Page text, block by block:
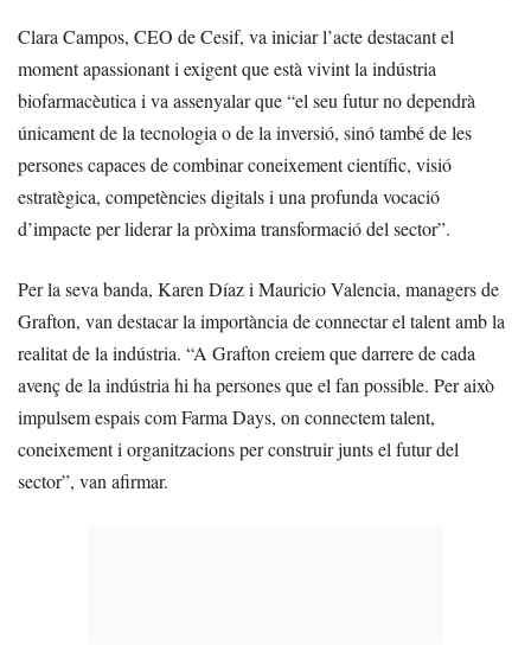
Clara Campos, CEO de Cesif, va iniciar l’acte destacant el
moment apassionant i exigent que està vivint la indústria
biofarmacèutica i va assenyalar que “el seu futur no dependrà
únicament de la tecnologia o de la inversió, sinó també de les
persones capaces de combinar coneixement científic, visió
estratègica, competències digitals i una profunda vocació
d’impacte per liderar la pròxima transformació del sector”.
Per la seva banda, Karen Díaz i Mauricio Valencia, managers de
Grafton, van destacar la importància de connectar el talent amb la
realitat de la indústria. “A Grafton creiem que darrere de cada
avenç de la indústria hi ha persones que el fan possible. Per això
impulsem espais com Farma Days, on connectem talent,
coneixement i organitzacions per construir junts el futur del
sector”, van afirmar.